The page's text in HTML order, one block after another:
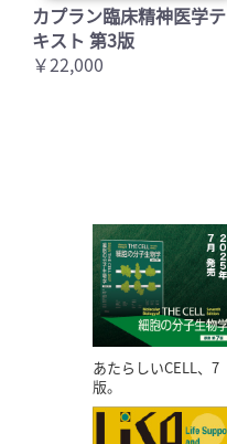
カプラン臨床精神医学テ
キスト 第3版
￥22,000
あたらしいCELL、7
版。